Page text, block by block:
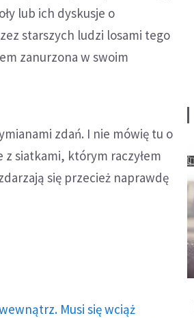
lub ich dyskusje o
starszych ludzi losami tego
zanurzona w swoim
zdań. I nie mówię tu o
siatkami, którym raczyłem
się przecież naprawdę
Musi się wciąż